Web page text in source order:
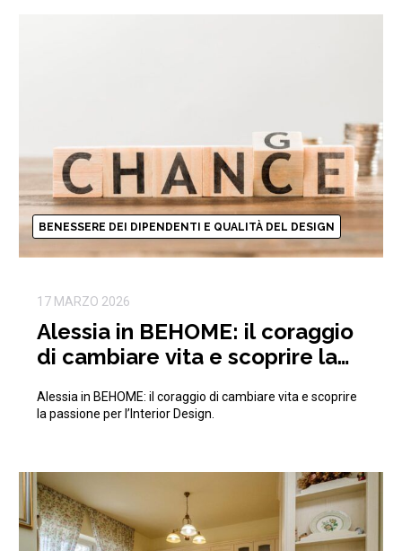
BENESSERE DEI DIPENDENTI E QUALITÀ DEL DESIGN
17 MARZO 2026
Alessia in BEHOME: il coraggio
di cambiare vita e scoprire la
Alessia in BEHOME: il coraggio di cambiare vita e scoprire
la passione per l’Interior Design.